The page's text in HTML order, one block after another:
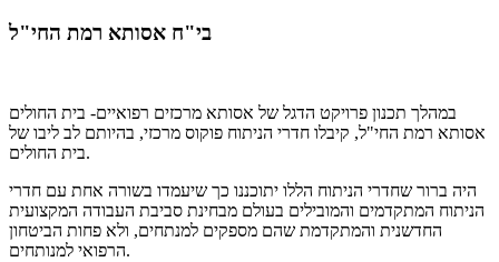
בי"ח אסותא רמת החי"ל
במהלך תכנון פרויקט הדגל של אסותא מרכזים רפואיים- בית החולים
אסותא רמת החי"ל, קיבלו חדרי הניתוח פוקוס מרכזי, בהיותם לב ליבו של
בית החולים.
היה ברור שחדרי הניתוח הללו יתוכננו כך שיעמדו בשורה אחת עם חדרי
הניתוח המתקדמים והמובילים בעולם מבחינת סביבת העבודה המקצועית
החדשנית והמתקדמת שהם מספקים למנתחים, ולא פחות הביטחון
הרפואי למנותחים.